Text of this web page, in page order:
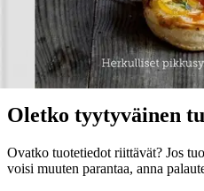
Ominaisuudet
Oletko tyytyväinen
Ovatko tuotetiedot riittävät? Jos
voisi muuten parantaa, anna